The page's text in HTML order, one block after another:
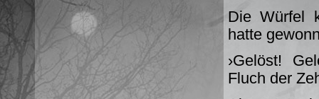
Die Würfel
hatte
›Gelöst!
Fluch der